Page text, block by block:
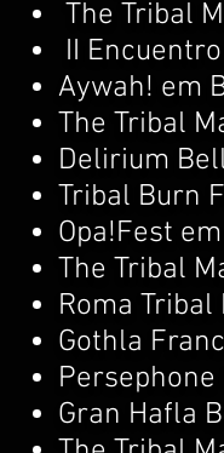
The Tribal
II
Aywah! em
The Tribal
Delirium
Tribal Burn
Opa!Fest
The Tribal
Roma Tribal
Gothla
Persephone
Gran Hafla